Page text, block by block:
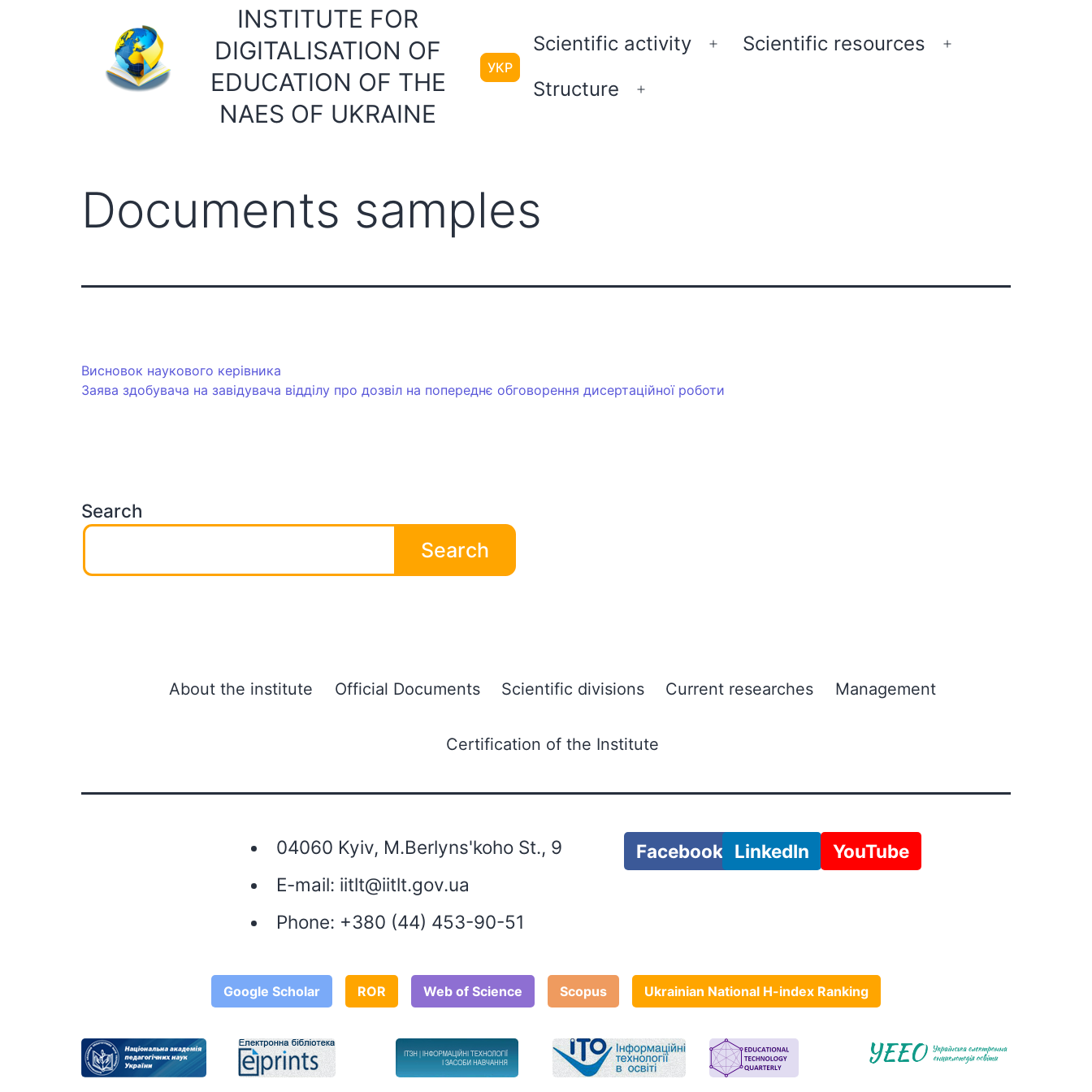
INSTITUTE FOR
DIGITALISATION OF
EDUCATION OF THE
NAES OF UKRAINE
УКР
Scientific activity
OpenScientific resources
Open
Structure
Open
Documents samples
Висновок наукового керівника
Заява здобувача на завідувача відділу про дозвіл на попереднє обговорення дисертаційної роботи
Search
Search
About the institute Official Documents Scientific divisions Current researches Management
Certification of the Institute
04060 Kyiv, M.Berlyns'koho St., 9
E-mail: iitlt@iitlt.gov.ua
Phone: +380 (44) 453-90-51
Facebook LinkedIn YouTube
Google Scholar ROR Web of Science Scopus Ukrainian National H-index Ranking